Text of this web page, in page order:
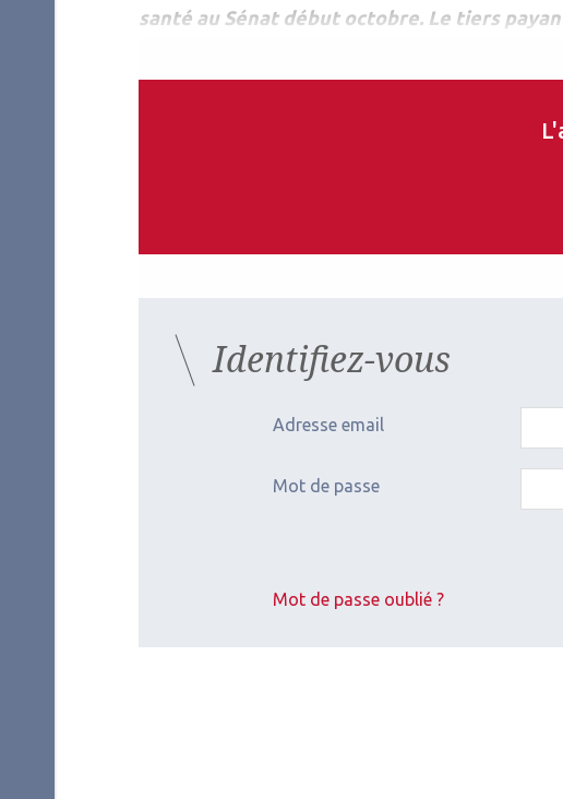
santé au Sénat début octobre. Le tiers
Identifiez-vous
Adresse email
Mot de passe
Mot de passe oublié ?